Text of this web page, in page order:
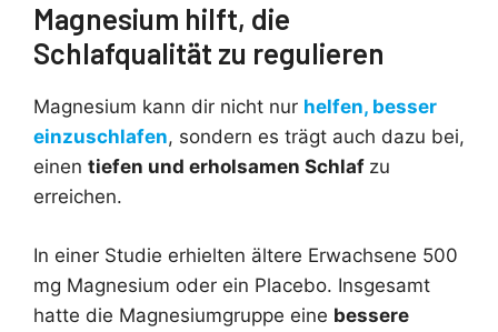
Magnesium hilft, die
Schlafqualität zu regulieren
Magnesium kann dir nicht nur helfen, besser
einzuschlafen, sondern es trägt auch dazu bei,
einen tiefen und erholsamen Schlaf zu
erreichen.
In einer Studie erhielten ältere Erwachsene 500
mg Magnesium oder ein Placebo. Insgesamt
hatte die Magnesiumgruppe eine bessere